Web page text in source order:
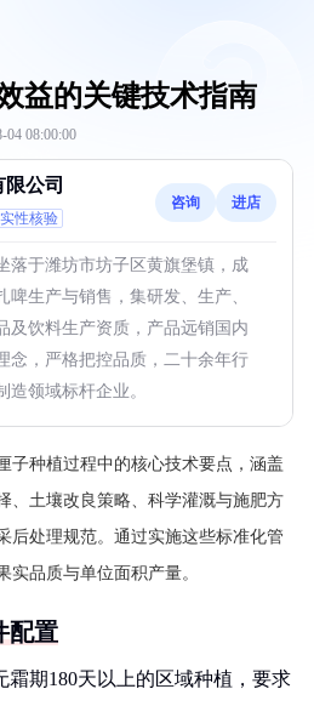
益的关键技术指南
04 08:00:00
公司
性核验
咨询 进店
落于潍坊市坊子区黄旗堡镇，成
啤生产与销售，集研发、生产、
及饮料生产资质，产品远销国内
念，严格把控品质，二十余年行
造领域标杆企业。
子种植过程中的核心技术要点，涵盖
、土壤改良策略、科学灌溉与施肥方
后处理规范。通过实施这些标准化管
实品质与单位面积产量。
配置
期180天以上的区域种植，要求